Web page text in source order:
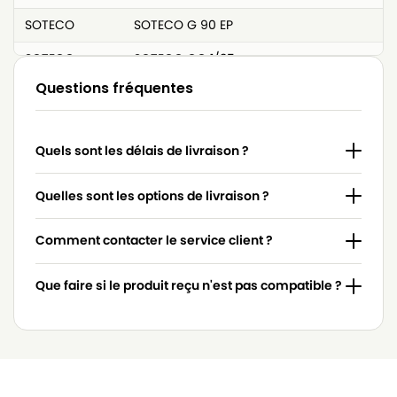
SOTECO
SOTECO G 90 EP
SOTECO
SOTECO GC 1/35
SOTECO
SOTECO GC 2/90
SOTECO
SOTECO GP 1/35
SOTECO
SOTECO GP 1/37
SOTECO
SOTECO GP 3/73
SOTECO
SOTECO GS 1/33
SOTECO
SOTECO GS 2/62
Questions fréquentes
Quels sont les délais de livraison ?
Quelles sont les options de livraison ?
Comment contacter le service client ?
Que faire si le produit reçu n'est pas compatible ?